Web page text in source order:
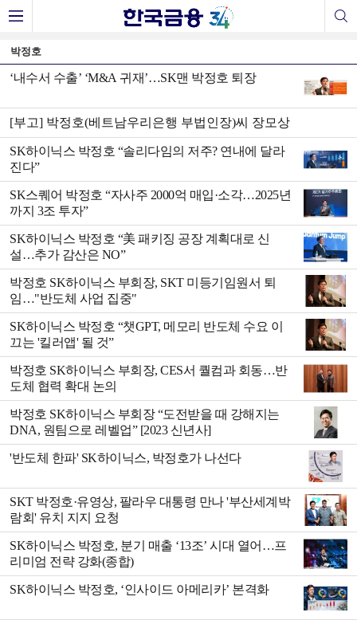
박정호
‘내수서 수출’ ‘M&A 귀재’…SK맨 박정호 퇴장
[부고] 박정호(베트남우리은행 부법인장)씨 장모상
SK하이닉스 박정호 “솔리다임의 저주? 연내에 달라
진다”
SK스퀘어 박정호 “자사주 2000억 매입·소각…2025년
까지 3조 투자”
SK하이닉스 박정호 “美 패키징 공장 계획대로 신
설…추가 감산은 NO”
박정호 SK하이닉스 부회장, SKT 미등기임원서 퇴
임…"반도체 사업 집중"
SK하이닉스 박정호 “챗GPT, 메모리 반도체 수요 이
끄는 '킬러앱' 될 것”
박정호 SK하이닉스 부회장, CES서 퀄컴과 회동…반
도체 협력 확대 논의
박정호 SK하이닉스 부회장 “도전받을 때 강해지는
DNA, 원팀으로 레벨업” [2023 신년사]
'반도체 한파' SK하이닉스, 박정호가 나선다
SKT 박정호·유영상, 팔라우 대통령 만나 '부산세계박
람회' 유치 지지 요청
SK하이닉스 박정호, 분기 매출 ‘13조’ 시대 열어…프
리미엄 전략 강화(종합)
SK하이닉스 박정호, ‘인사이드 아메리카’ 본격화